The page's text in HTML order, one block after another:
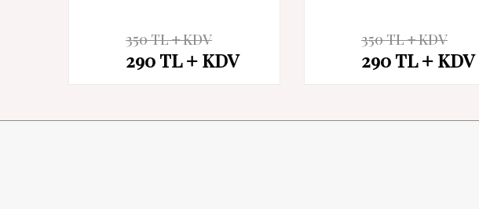
350TL KDV
290TL KDV
350TL KDV
290TL KDV